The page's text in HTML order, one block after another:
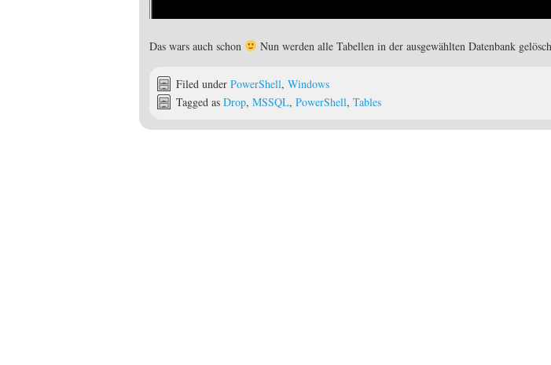
Das wars auch schon Nun werden alle Tabellen in der ausgewählten Datenbank
Filed under PowerShell, Windows
Tagged as Drop, MSSQL, PowerShell, Tables